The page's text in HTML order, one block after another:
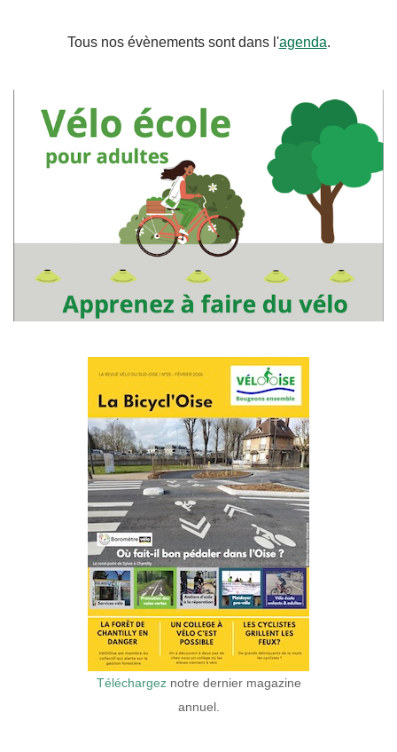
Tous nos évènements sont dans l'agenda.
Téléchargeznotre dernier magazine
annuel.